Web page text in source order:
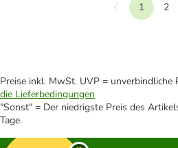
Vorherige
1
2
Preise inkl. MwSt. UVP = unverbindliche
die Lieferbedingungen
"Sonst" = Der niedrigste Preis des
Tage.